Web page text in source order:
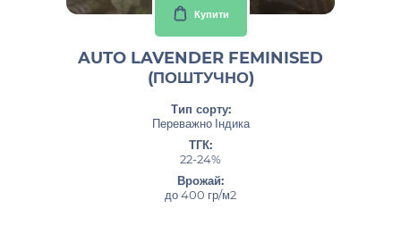
Купити
AUTO LAVENDER FEMINISED
(ПОШТУЧНО)
Тип сорту:
Переважно Індика
ТГК:
22-24%
Врожай:
до 400 гр/м2